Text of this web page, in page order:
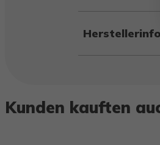
Kunden kauften